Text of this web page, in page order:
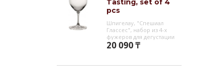
Tasting, set of 4
pcs
Шпигелау, "Спешиал
Глассес", набор из 4-х
фужеров для дегустации
20 090 ₸